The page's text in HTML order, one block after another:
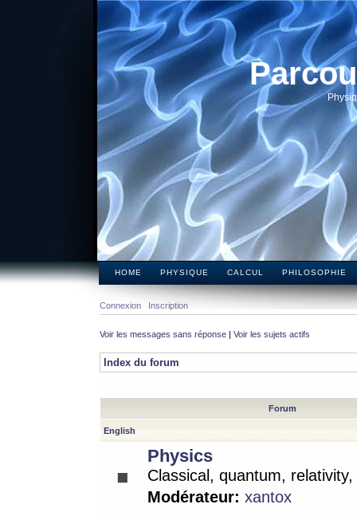
HOME PHYSIQUE CALCUL PHILOSOPHIE
Connexion Inscription
Voir les messages sans réponse | Voir les sujets actifs
Index du forum
Forum
English
Physics
Classical, quantum,
Modérateur: xantox